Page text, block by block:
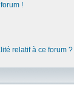
!
relatif à ce forum ?